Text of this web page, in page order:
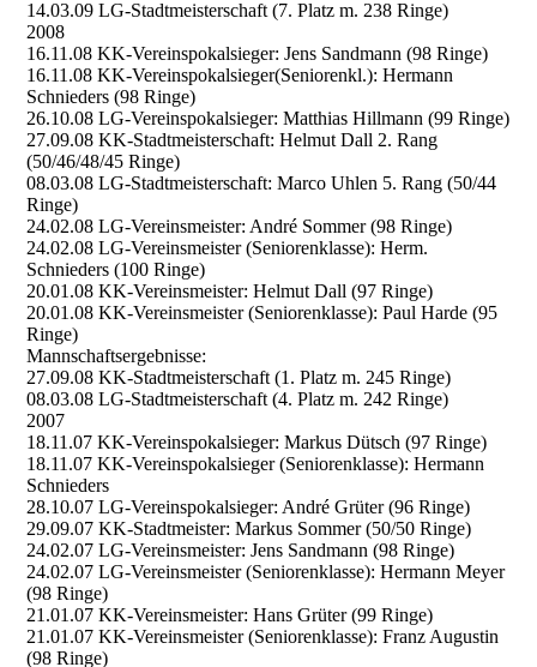
14.03.09 LG-Stadtmeisterschaft (7. Platz m. 238 Ringe)
2008
16.11.08 KK-Vereinspokalsieger: Jens Sandmann (98 Ringe)
16.11.08 KK-Vereinspokalsieger(Seniorenkl.): Hermann
Schnieders (98 Ringe)
26.10.08 LG-Vereinspokalsieger: Matthias Hillmann (99 Ringe)
27.09.08 KK-Stadtmeisterschaft: Helmut Dall 2. Rang
(50/46/48/45 Ringe)
08.03.08 LG-Stadtmeisterschaft: Marco Uhlen 5. Rang (50/44
Ringe)
24.02.08 LG-Vereinsmeister: André Sommer (98 Ringe)
24.02.08 LG-Vereinsmeister (Seniorenklasse): Herm.
Schnieders (100 Ringe)
20.01.08 KK-Vereinsmeister: Helmut Dall (97 Ringe)
20.01.08 KK-Vereinsmeister (Seniorenklasse): Paul Harde (95
Ringe)
Mannschaftsergebnisse:
27.09.08 KK-Stadtmeisterschaft (1. Platz m. 245 Ringe)
08.03.08 LG-Stadtmeisterschaft (4. Platz m. 242 Ringe)
2007
18.11.07 KK-Vereinspokalsieger: Markus Dütsch (97 Ringe)
18.11.07 KK-Vereinspokalsieger (Seniorenklasse): Hermann
Schnieders
28.10.07 LG-Vereinspokalsieger: André Grüter (96 Ringe)
29.09.07 KK-Stadtmeister: Markus Sommer (50/50 Ringe)
24.02.07 LG-Vereinsmeister: Jens Sandmann (98 Ringe)
24.02.07 LG-Vereinsmeister (Seniorenklasse): Hermann Meyer
(98 Ringe)
21.01.07 KK-Vereinsmeister: Hans Grüter (99 Ringe)
21.01.07 KK-Vereinsmeister (Seniorenklasse): Franz Augustin
(98 Ringe)